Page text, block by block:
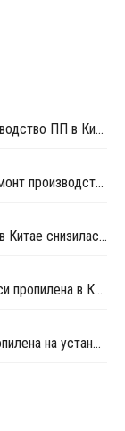
Xuzhou Haitian Petrochemical закрыла производство ПП в Китае
Xuzhou Haitian Petrochemical закрыла на ремонт производство ПП в Китае
Средняя загрузка заводов окиси пропилена в Китае снизилась на 0,7%
Tianjin Bohai возобновила производство окиси пропилена в Китае после ремонта
Shaoxing Sanyuan закрыла производство пропилена на установке каткрекинга в Шанхае